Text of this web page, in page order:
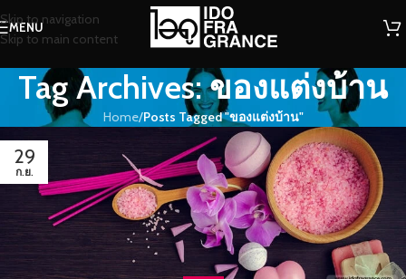
Skip to navigation
Skip to main content
MENU
Tag Archives: ของแต่งบ้าน
Home/Posts Tagged "ของแต่งบ้าน"
29
ก.ย.